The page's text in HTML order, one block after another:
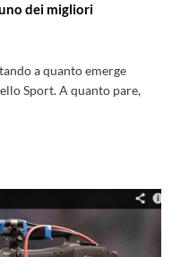
dei migliori
a quanto emerge
Sport. A quanto pare,